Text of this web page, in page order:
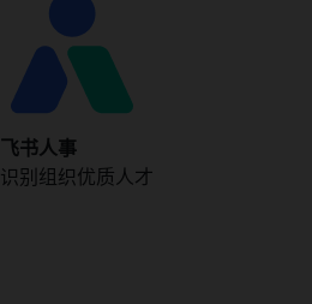
飞书人事
识别组织优质人才